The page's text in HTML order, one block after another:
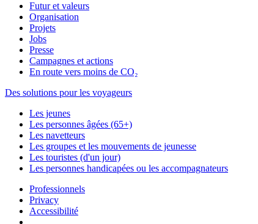
Futur et valeurs
Organisation
Projets
Jobs
Presse
Campagnes et actions
En route vers moins de CO₂
Des solutions pour les voyageurs
Les jeunes
Les personnes âgées (65+)
Les navetteurs
Les groupes et les mouvements de jeunesse
Les touristes (d'un jour)
Les personnes handicapées ou les accompagnateurs
Professionnels
Privacy
Accessibilité